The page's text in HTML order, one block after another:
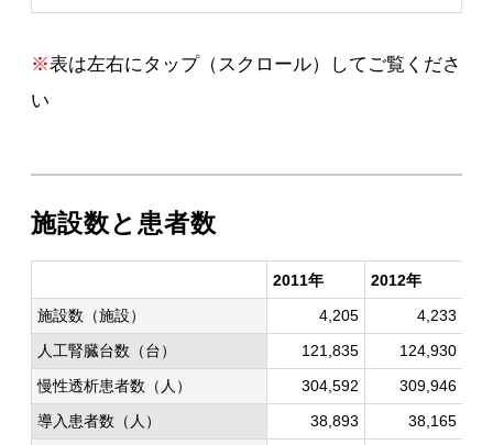
※表は左右にタップ（スクロール）してご覧くださ
い
施設数と患者数
2011年 2012年
施設数（施設）
4,205
4,233
人工腎臓台数（台）
121,835
124,930
慢性透析患者数（人）
304,592
309,946
導入患者数（人）
38,893
38,165